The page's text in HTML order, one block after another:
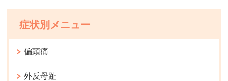
症状別メニュー
偏頭痛
外反母趾